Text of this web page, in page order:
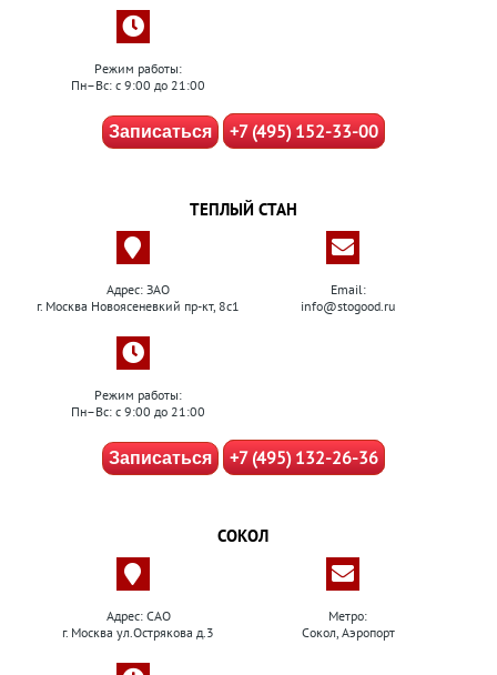
Режим работы:
Пн–Вс: с 9:00 до 21:00
Записаться +7 (495) 152-33-00
ТЕПЛЫЙ СТАН
Адрес: ЗАО
г. Москва Новоясеневкий пр-кт, 8с1
Email:
info@stogood.ru
Режим работы:
Пн–Вс: с 9:00 до 21:00
Записаться +7 (495) 132-26-36
СОКОЛ
Адрес: САО
г. Москва ул.Острякова д.3
Метро:
Сокол, Аэропорт